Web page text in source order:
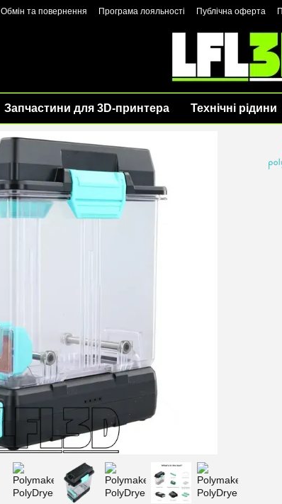
Обмін та повернення Програма лояльності Публічна оферта
Запчастини для 3D-принтера Технічні рідини